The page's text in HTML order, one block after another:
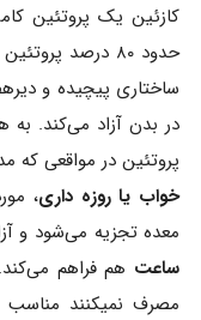
کازئین یک پروتئین
حدود ۸۰ درصد
ساختاری پیچیده و
در بدن آزاد می‌کند. به
پروتئین در مواقعی که
خواب یا روزه‌ داری،
معده تجزیه می‌شود و
ساعت هم فراهم
مصرف نمیکنند مناسب